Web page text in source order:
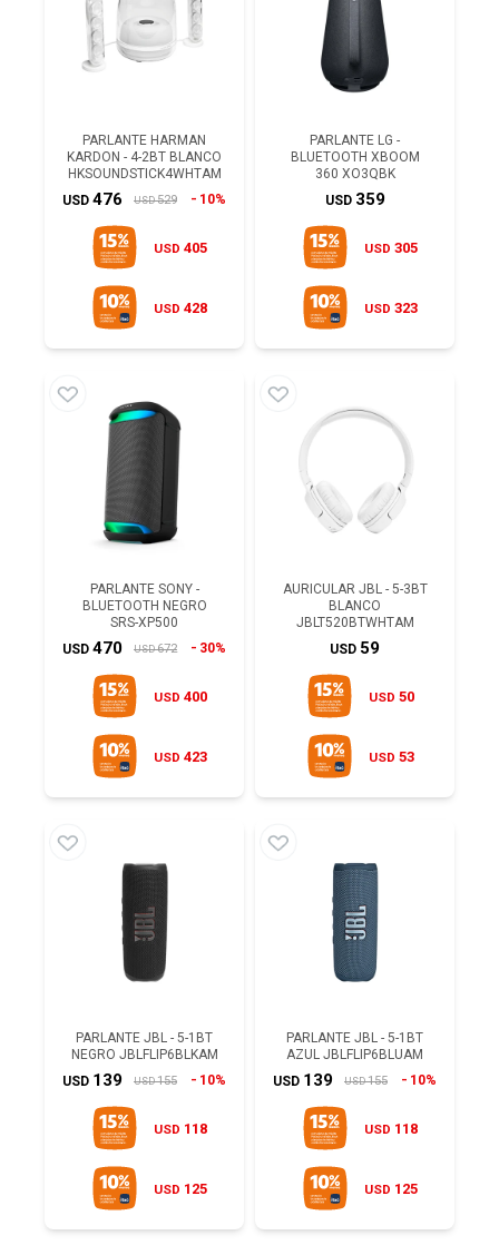
PARLANTE HARMAN
KARDON - 4-2BT BLANCO
HKSOUNDSTICK4WHTAM
USD 476 USD 529 10%
USD 405
USD 428
PARLANTE LG -
BLUETOOTH XBOOM
360 XO3QBK
USD 359
USD 305
USD 323
PARLANTE SONY -
BLUETOOTH NEGRO
SRS-XP500
USD 470 USD 672 30%
USD 400
USD 423
AURICULAR JBL - 5-3BT
BLANCO
JBLT520BTWHTAM
USD 59
USD 50
USD 53
PARLANTE JBL - 5-1BT
NEGRO JBLFLIP6BLKAM
USD 139 USD 155 10%
USD 118
USD 125
PARLANTE JBL - 5-1BT
AZUL JBLFLIP6BLUAM
USD 139 USD 155 10%
USD 118
USD 125